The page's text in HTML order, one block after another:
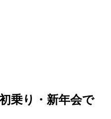
乗り・新年会で